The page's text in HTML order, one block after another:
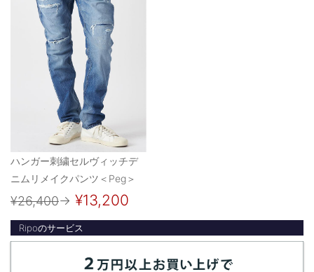
ハンガー刺繍セルヴィッチデ
ニムリメイクパンツ＜Peg＞
¥26,400→ ¥13,200
Ripoのサービス